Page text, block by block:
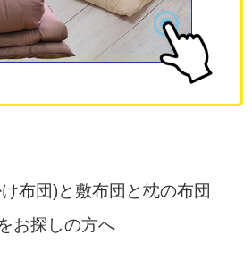
布団)と敷布団と枕の布団
お探しの方へ